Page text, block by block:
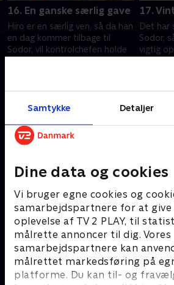
Samtykke Detaljer
Dine data og cookies
Vi bruger egne cookies og
samarbejdspartnere for at give
oplevelse af TV 2 PLAY, til
målrette annoncer til dig. Vores
samarbejdspartnere kan
målrettet markedsføring på
platforme. Du kan til- og
16. En ganske særlig gave
Hiro er en særlig ven, så da han
en dag kommer tilbage til
Sodor, vil kontrolchefen holde
17.
Det har
Sodor,
vigtig
de
6. maj
Brandmand Sam
Børneserier • 1 sæsoner